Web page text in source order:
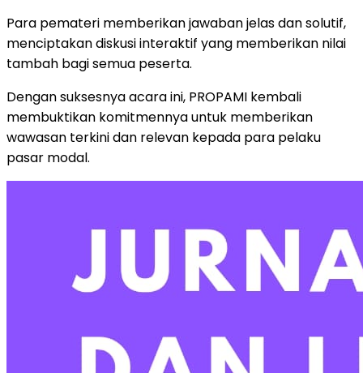
Para pemateri memberikan jawaban jelas dan solutif,
menciptakan diskusi interaktif yang memberikan nilai
tambah bagi semua peserta.
Dengan suksesnya acara ini, PROPAMI kembali
membuktikan komitmennya untuk memberikan
wawasan terkini dan relevan kepada para pelaku
pasar modal.